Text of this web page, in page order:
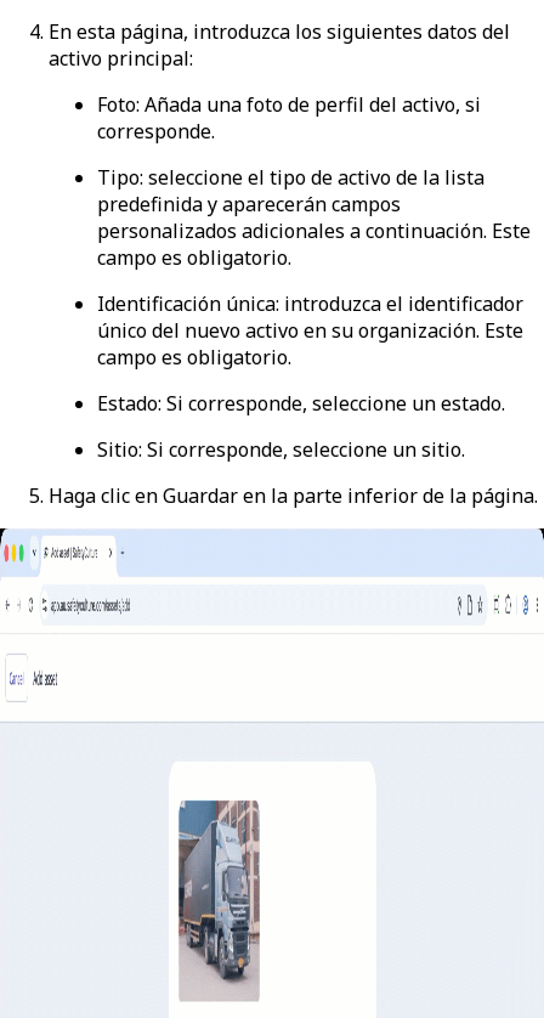
En esta página, introduzca los siguientes datos del
activo principal:
Foto: Añada una foto de perfil del activo, si
corresponde.
Tipo: seleccione el tipo de activo de la lista
predefinida y aparecerán campos
personalizados adicionales a continuación. Este
campo es obligatorio.
Identificación única: introduzca el identificador
único del nuevo activo en su organización. Este
campo es obligatorio.
Estado: Si corresponde, seleccione un estado.
Sitio: Si corresponde, seleccione un sitio.
Haga clic enGuardaren la parte inferior de la página.